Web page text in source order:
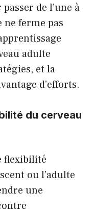
de l’une à
ne ferme pas
adulte
et la
d’efforts.
du cerveau
flexibilité
ou l’adulte
une